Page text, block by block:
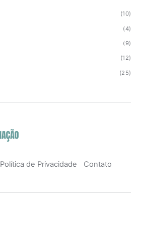
(10)
(4)
(9)
(12)
(25)
Política de Privacidade Contato